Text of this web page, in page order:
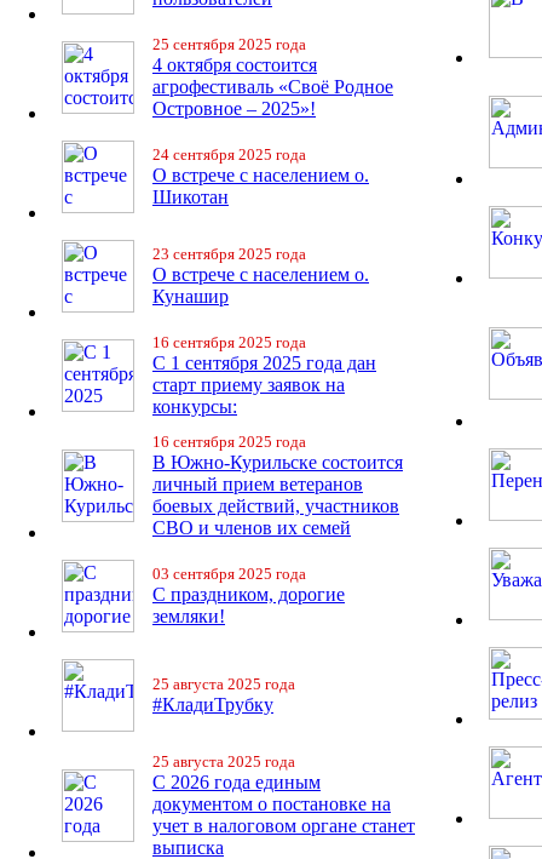
25 сентября 2025 года
4 октября состоится
агрофестиваль «Своё Родное
Островное – 2025»!
24 сентября 2025 года
О встрече с населением о.
Шикотан
23 сентября 2025 года
О встрече с населением о.
Кунашир
16 сентября 2025 года
С 1 сентября 2025 года дан
старт приему заявок на
конкурсы:
16 сентября 2025 года
В Южно-Курильске состоится
личный прием ветеранов
боевых действий, участников
СВО и членов их семей
03 сентября 2025 года
С праздником, дорогие
земляки!
25 августа 2025 года
#КладиТрубку
25 августа 2025 года
С 2026 года единым
документом о постановке на
учет в налоговом органе станет
выписка